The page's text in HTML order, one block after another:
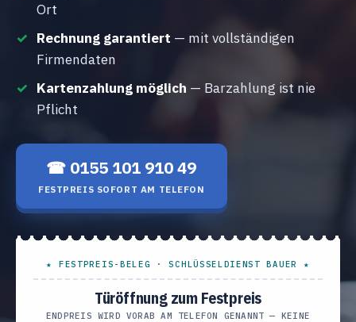
Ort
Rechnung garantiert — mit vollständigen
Firmendaten
Kartenzahlung möglich — Barzahlung ist nie
Pflicht
☎ 0155 101 910 49
FESTPREIS SOFORT AM TELEFON
★ FESTPREIS-BELEG · SCHLÜSSELDIENST BAUER ★
Türöffnung zum Festpreis
ENDPREIS WIRD VORAB AM TELEFON GENANNT — KEINE